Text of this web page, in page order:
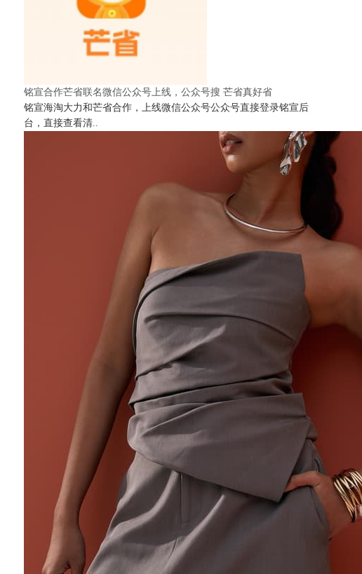
铭宣合作芒省联名微信公众号上线，公众号搜 芒省真好省
铭宣海淘大力和芒省合作，上线微信公众号公众号直接登录铭宣后
台，直接查看清..